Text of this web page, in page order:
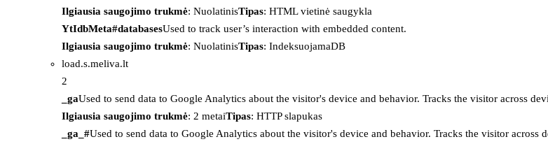
Ilgiausia saugojimo trukmė: NuolatinisTipas: HTML vietinė saugykla
YtIdbMeta#databasesUsed to track user’s interaction with embedded content.
Ilgiausia saugojimo trukmė: NuolatinisTipas: IndeksuojamaDB
load.s.meliva.lt
2
_gaUsed to send data to Google Analytics about the visitor's device and behavior. Tracks the visitor across
Ilgiausia saugojimo trukmė: 2 metaiTipas: HTTP slapukas
_ga_#Used to send data to Google Analytics about the visitor's device and behavior. Tracks the visitor across